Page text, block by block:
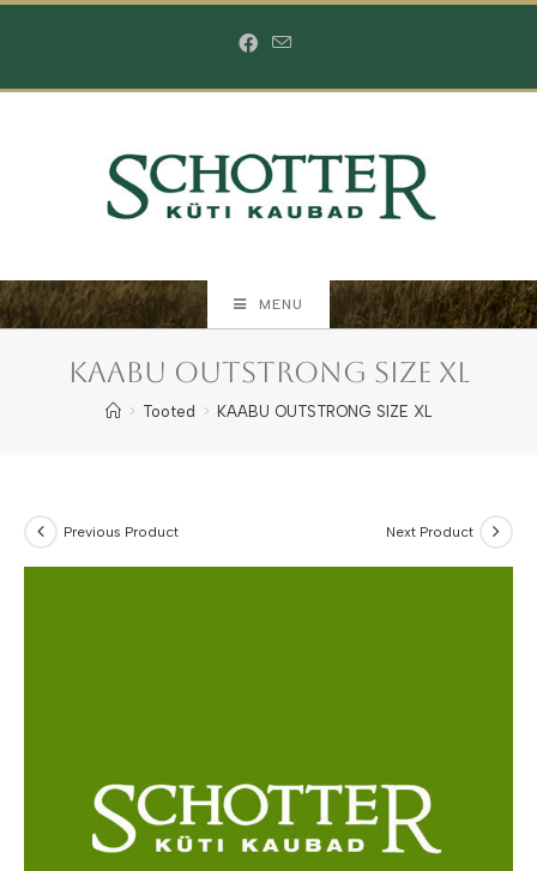
MENU
KAABU OUTSTRONG SIZE XL
> Tooted > KAABU OUTSTRONG SIZE XL
Previous Product Next Product